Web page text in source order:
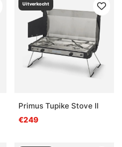
Uitverkocht
Primus Tupike Stove II
€249